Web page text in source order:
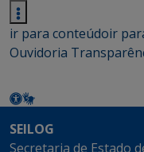
ir para conteúdoir
Ouvidoria
SEILOG
Secretaria de Estado